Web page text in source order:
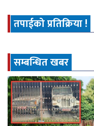
तपाईको प्रतिक्रिया !
सम्बन्धित खबर